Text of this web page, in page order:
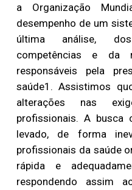
a Organização
desempenho de um
última análise,
competências e da
responsáveis pela
saúde1. Assistimos
alterações nas
profissionais. A busca
levado, de forma
profissionais da saúde
rápida e
respondendo assim